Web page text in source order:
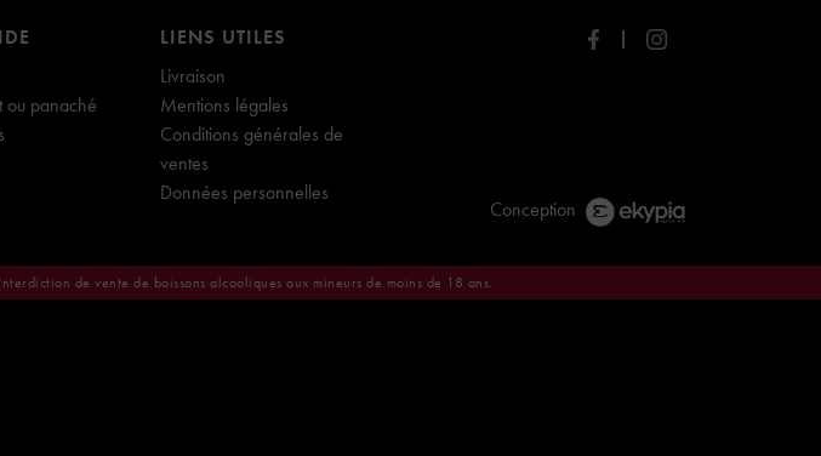
ou panaché
LIENS UTILES
Livraison
Mentions légales
Conditions générales de
ventes
Données personnelles
Conception
de vente de boissons alcooliques aux mineurs de moins de 18 ans.